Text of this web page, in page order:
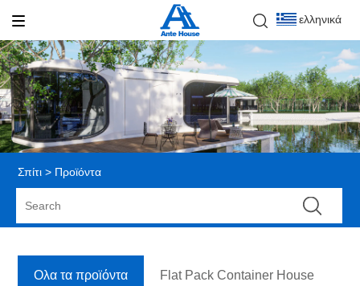
ελληνικά
Σπίτι > Προϊόντα
Ολα τα προϊόντα Flat Pack Container House